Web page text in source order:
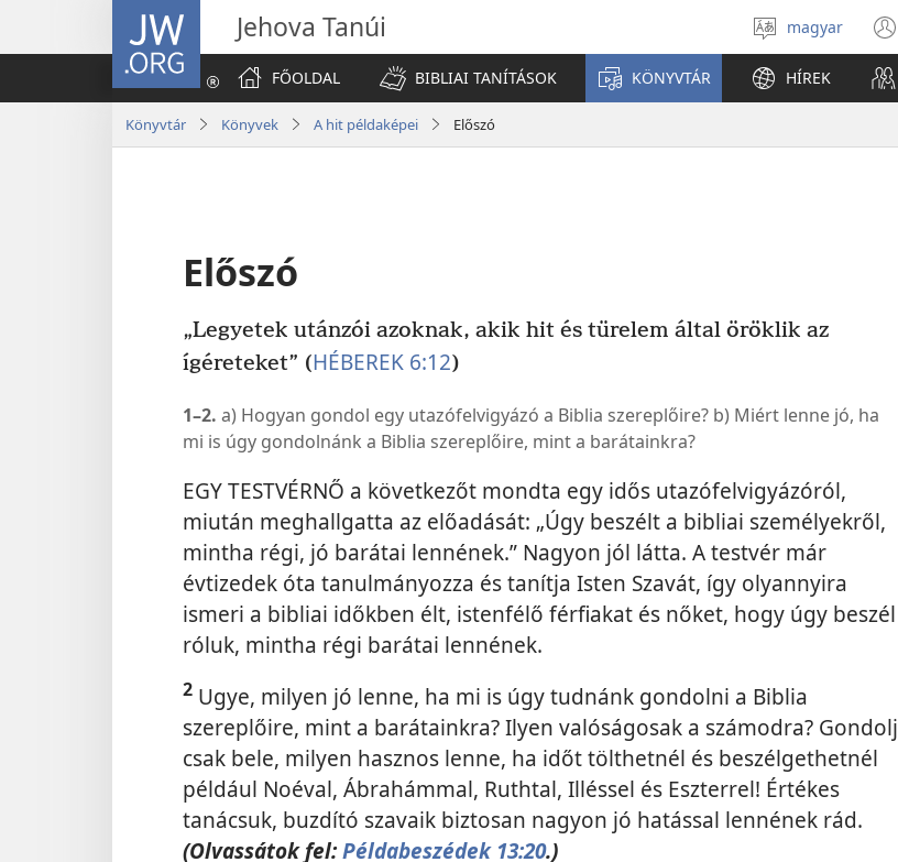
JW.ORG Jehova Tanúi
Válassz
nyelvet
magyar
FŐOLDAL
BIBLIAI TANÍTÁSOK KÖNYVTÁR HÍREK
Könyvtár Könyvek A hit példaképei Előszó
Előszó
„Legyetek utánzói azoknak, akik hit és türelem által öröklik az
ígéreteket” (HÉBEREK 6:12)
1–2. a) Hogyan gondol egy utazófelvigyázó a Biblia szereplőire? b) Miért lenne jó, ha
mi is úgy gondolnánk a Biblia szereplőire, mint a barátainkra?
EGY TESTVÉRNŐ a következőt mondta egy idős utazófelvigyázóról,
miután meghallgatta az előadását: „Úgy beszélt a bibliai személyekről,
mintha régi, jó barátai lennének.” Nagyon jól látta. A testvér már
évtizedek óta tanulmányozza és tanítja Isten Szavát, így olyannyira
ismeri a bibliai időkben élt, istenfélő férfiakat és nőket, hogy úgy beszél
róluk, mintha régi barátai lennének.
2 Ugye, milyen jó lenne, ha mi is úgy tudnánk gondolni a Biblia
szereplőire, mint a barátainkra? Ilyen valóságosak a számodra? Gondolj
csak bele, milyen hasznos lenne, ha időt tölthetnél és beszélgethetnél
például Noéval, Ábrahámmal, Ruthtal, Illéssel és Eszterrel! Értékes
tanácsuk, buzdító szavaik biztosan nagyon jó hatással lennének rád.
(Olvassátok fel:Példabeszédek 13:20.)